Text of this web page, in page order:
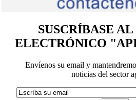
SUSCRÍBASE
ELECTRÓNICO
Envíenos su email y
noticias del sector